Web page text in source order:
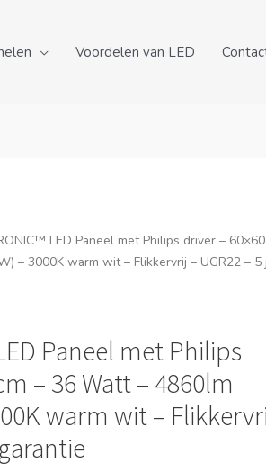
Voordelen van LED
LED Paneel met Philips driver –
– 3000K warm wit – Flikkervrij – UGR22 – 5
Paneel met Philips
– 36 Watt – 4860lm
warm wit –